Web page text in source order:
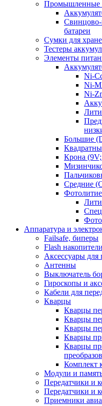
Промышленные
Свинцово-
батареи
Сумки для
Тестеры
Элементы
Ni-
Ni-
Ni-
Большие
Крона
Средние
Аппаратура и
Failsafe, биперы
Flash
Аксессуары для
Антенны
Выключатель
Гироскопы и
Кабели для
Кварцы
Кварцы
Кварцы
Кварцы
Кварцы
Кварцы
Комплект
Модули и
Передатчики и
Передатчики и
Приемники